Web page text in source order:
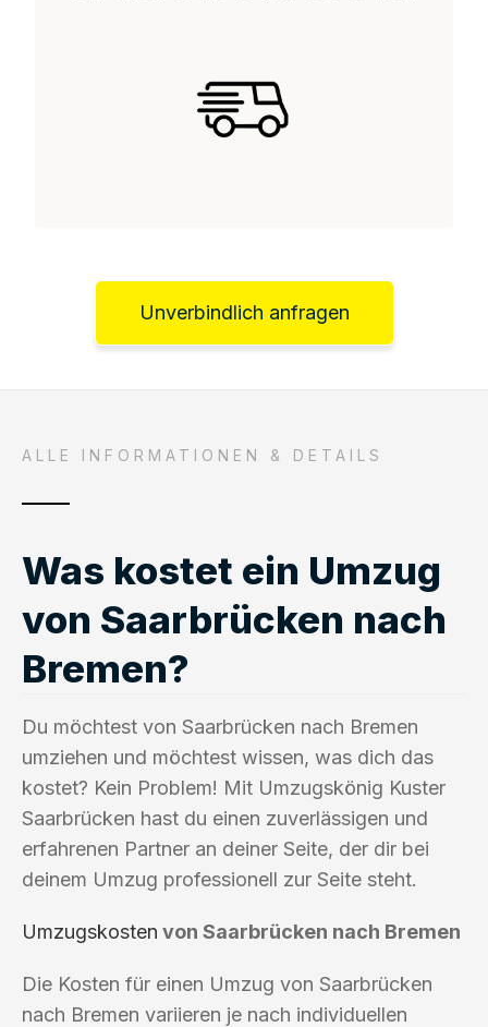
Unverbindlich anfragen
ALLE INFORMATIONEN & DETAILS
Was kostet ein Umzug
von Saarbrücken nach
Bremen?
Du möchtest von Saarbrücken nach Bremen
umziehen und möchtest wissen, was dich das
kostet? Kein Problem! Mit Umzugskönig Kuster
Saarbrücken hast du einen zuverlässigen und
erfahrenen Partner an deiner Seite, der dir bei
deinem Umzug professionell zur Seite steht.
Umzugskosten von Saarbrücken nach Bremen
Die Kosten für einen Umzug von Saarbrücken
nach Bremen variieren je nach individuellen